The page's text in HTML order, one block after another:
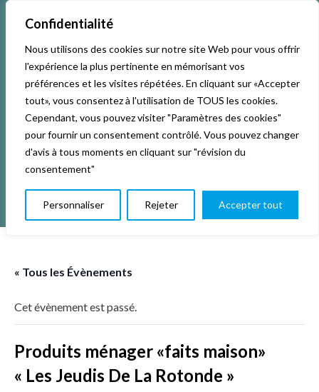
Confidentialité
Nous utilisons des cookies sur notre site Web pour vous offrir
l'expérience la plus pertinente en mémorisant vos
préférences et les visites répétées. En cliquant sur «Accepter
tout», vous consentez à l'utilisation de TOUS les cookies.
Cependant, vous pouvez visiter "Paramètres des cookies"
pour fournir un consentement contrôlé. Vous pouvez changer
d'avis à tous moments en cliquant sur "révision du
consentement"
Personnaliser Rejeter Accepter tout
Accueil Activités & Inscriptions
Événements Studios L’association
La vie de La KAB’ Club
« Tous les Évènements
Cet évènement est passé.
Produits ménager «faits maison»
« Les Jeudis De La Rotonde »